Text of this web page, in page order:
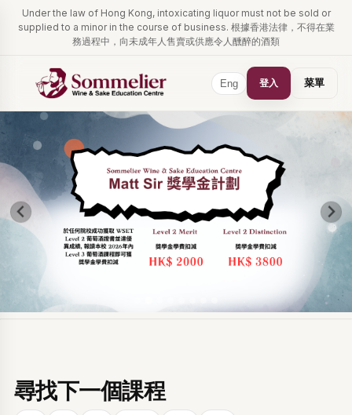
Under the law of Hong Kong, intoxicating liquor must not be sold or
supplied to a minor in the course of business. 根據香港法律，不得在業
務過程中，向未成年人售賣或供應令人醺醉的酒類
Eng 登入 菜單
尋找下一個課程